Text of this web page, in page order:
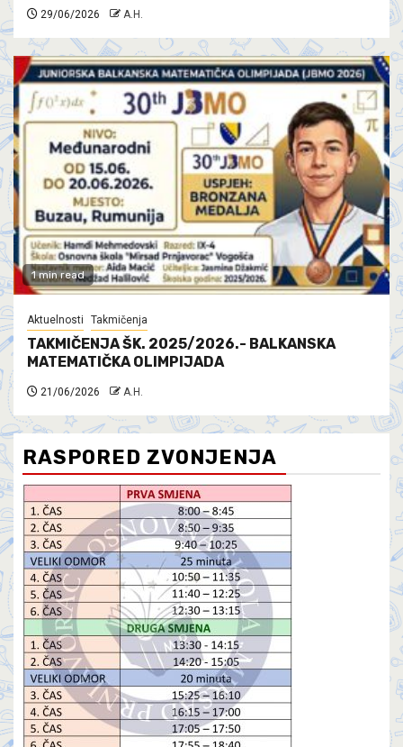
29/06/2026 A.H.
1 min read
Aktuelnosti Takmičenja
TAKMIČENJA ŠK. 2025/2026.- BALKANSKA
MATEMATIČKA OLIMPIJADA
21/06/2026 A.H.
RASPORED ZVONJENJA